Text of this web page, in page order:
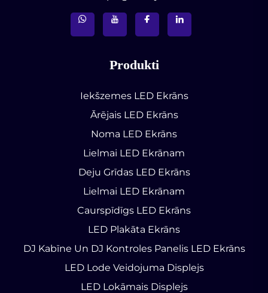
Produkti
Iekšzemes LED Ekrāns
Ārējais LED Ekrāns
Noma LED Ekrāns
Lielmai LED Ekrānam
Deju Grīdas LED Ekrāns
Lielmai LED Ekrānam
Caurspīdīgs LED Ekrāns
LED Plakāta Ekrāns
DJ Kabīne Un DJ Kontroles Panelis LED Ekrāns
LED Lode Veidojuma Displejs
LED Lokāmais Displejs